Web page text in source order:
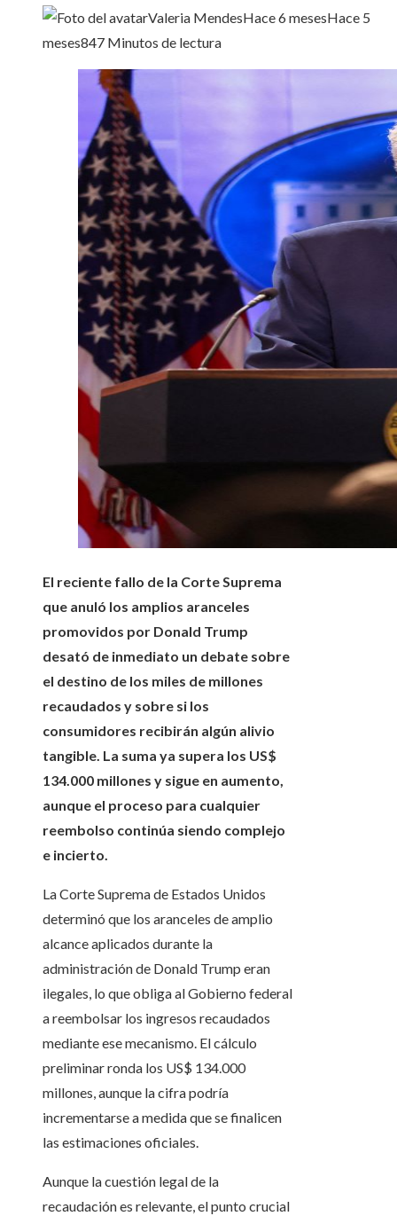
Valeria MendesHace 6 mesesHace 5
meses847 Minutos de lectura
El reciente fallo de la Corte Suprema
que anuló los amplios aranceles
promovidos por Donald Trump
desató de inmediato un debate sobre
el destino de los miles de millones
recaudados y sobre si los
consumidores recibirán algún alivio
tangible. La suma ya supera los US$
134.000 millones y sigue en aumento,
aunque el proceso para cualquier
reembolso continúa siendo complejo
e incierto.
La Corte Suprema de Estados Unidos
determinó que los aranceles de amplio
alcance aplicados durante la
administración de Donald Trump eran
ilegales, lo que obliga al Gobierno federal
a reembolsar los ingresos recaudados
mediante ese mecanismo. El cálculo
preliminar ronda los US$ 134.000
millones, aunque la cifra podría
incrementarse a medida que se finalicen
las estimaciones oficiales.
Aunque la cuestión legal de la
recaudación es relevante, el punto crucial